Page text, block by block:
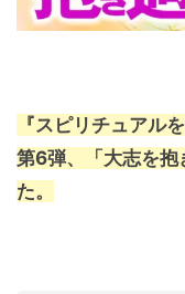
『スピリチュアル
第6弾、「大志を抱
た。